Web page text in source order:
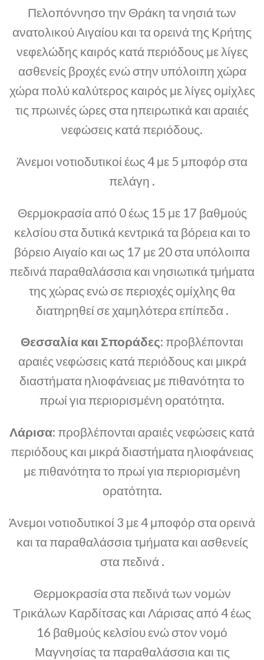
Πελοπόννησο την Θράκη τα νησιά των
ανατολικού Αιγαίου και τα ορεινά της Κρήτης
νεφελώδης καιρός κατά περιόδους με λίγες
ασθενείς βροχές ενώ στην υπόλοιπη χώρα
χώρα πολύ καλύτερος καιρός με λίγες ομίχλες
τις πρωινές ώρες στα ηπειρωτικά και αραιές
νεφώσεις κατά περιόδους.
Άνεμοι νοτιοδυτικοί έως 4 με 5 μποφόρ στα
πελάγη .
Θερμοκρασία από 0 έως 15 με 17 βαθμούς
κελσίου στα δυτικά κεντρικά τα βόρεια και το
βόρειο Αιγαίο και ως 17 με 20 στα υπόλοιπα
πεδινά παραθαλάσσια και νησιωτικά τμήματα
της χώρας ενώ σε περιοχές ομίχλης θα
διατηρηθεί σε χαμηλότερα επίπεδα .
Θεσσαλία και Σποράδες: προβλέπονται
αραιές νεφώσεις κατά περιόδους και μικρά
διαστήματα ηλιοφάνειας με πιθανότητα το
πρωί για περιορισμένη ορατότητα.
Λάρισα: προβλέπονται αραιές νεφώσεις κατά
περιόδους και μικρά διαστήματα ηλιοφάνειας
με πιθανότητα το πρωί για περιορισμένη
ορατότητα.
Άνεμοι νοτιοδυτικοί 3 με 4 μποφόρ στα ορεινά
και τα παραθαλάσσια τμήματα και ασθενείς
στα πεδινά .
Θερμοκρασία στα πεδινά των νομών
Τρικάλων Καρδίτσας και Λάρισας από 4 έως
16 βαθμούς κελσίου ενώ στον νομό
Μαγνησίας τα παραθαλάσσια και τις